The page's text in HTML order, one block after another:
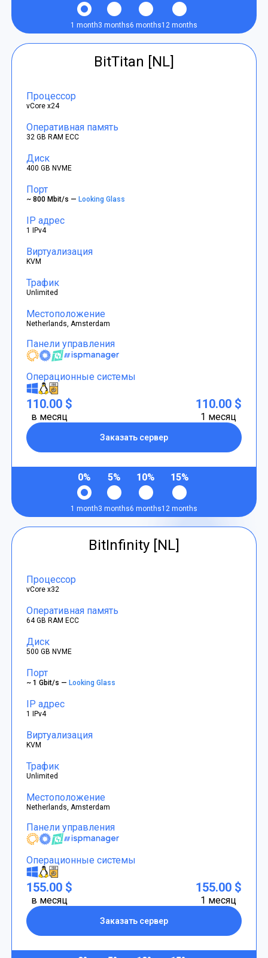
1 month3 months6 months12 months
BitTitan [NL]
Процессор
vCore x24
Оперативная память
32 GB RAM ECC
Диск
400 GB NVME
Порт
~ 800 Mbit/s —Looking Glass
IP адрес
1 IPv4
Виртуализация
KVM
Трафик
Unlimited
Местоположение
Netherlands, Amsterdam
Панели управления
Операционные системы
110.00 $
в месяц
Заказать сервер
110.00 $
1 месяц
0%
1 month
5%
3 months
10%
6 months
15%
12 months
BitInfinity [NL]
Процессор
vCore x32
Оперативная память
64 GB RAM ECC
Диск
500 GB NVME
Порт
~ 1 Gbit/s —Looking Glass
IP адрес
1 IPv4
Виртуализация
KVM
Трафик
Unlimited
Местоположение
Netherlands, Amsterdam
Панели управления
Операционные системы
155.00 $
в месяц
Заказать сервер
155.00 $
1 месяц